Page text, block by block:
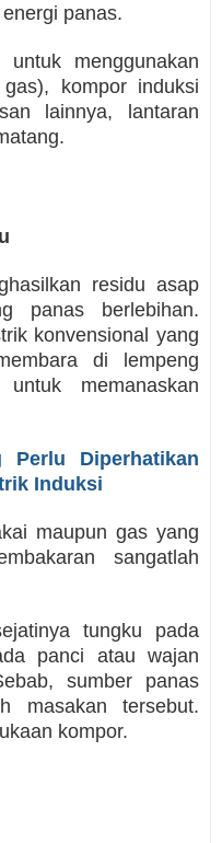
panas.
menggunakan
kompor induksi
lainnya, lantaran
residu asap
panas berlebihan.
konvensional yang
di lempeng
memanaskan
Perlu Diperhatikan
Induksi
maupun gas yang
sangatlah
tungku pada
panci atau wajan
sumber panas
masakan tersebut.
kompor.